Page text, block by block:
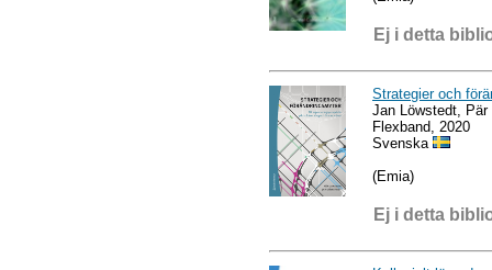
Ej i detta
Strategier och
Jan Löwstedt,
Flexband, 2020
Svenska
(Emia)
Ej i detta